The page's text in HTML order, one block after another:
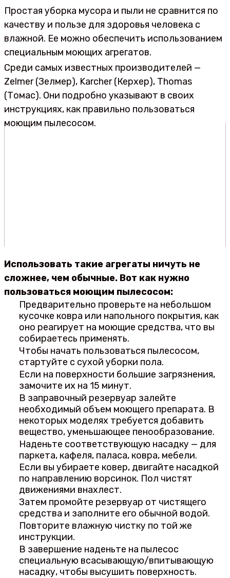
Простая уборка мусора и пыли не сравнится по
качеству и пользе для здоровья человека с
влажной. Ее можно обеспечить использованием
специальным моющих агрегатов.
Среди самых известных производителей —
Zelmer (Зелмер), Karcher (Керхер), Thomas
(Томас). Они подробно указывают в своих
инструкциях, как правильно пользоваться
моющим пылесосом.
Использовать такие агрегаты ничуть не
сложнее, чем обычные. Вот как нужно
пользоваться моющим пылесосом:
Предварительно проверьте на небольшом
кусочке ковра или напольного покрытия, как
оно реагирует на моющие средства, что вы
собираетесь применять.
Чтобы начать пользоваться пылесосом,
стартуйте с сухой уборки пола.
Если на поверхности большие загрязнения,
замочите их на 15 минут.
В заправочный резервуар залейте
необходимый объем моющего препарата. В
некоторых моделях требуется добавить
вещество, уменьшающее пенообразование.
Наденьте соответствующую насадку — для
паркета, кафеля, паласа, ковра, мебели.
Если вы убираете ковер, двигайте насадкой
по направлению ворсинок. Пол чистят
движениями внахлест.
Затем промойте резервуар от чистящего
средства и заполните его обычной водой.
Повторите влажную чистку по той же
инструкции.
В завершение наденьте на пылесос
специальную всасывающую/впитывающую
насадку, чтобы высушить поверхность.